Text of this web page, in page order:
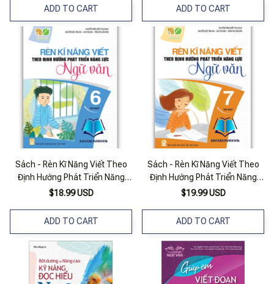
ADD TO CART ADD TO CART
Sách - Rèn Kĩ Năng Viết Theo
Định Hướng Phát Triển Năng
Lực Ngữ Văn 6 - Tập 1 ( Kết Nối
$18.99 USD
ADD TO CART
Sách - Rèn Kĩ Năng Viết Theo
Định Hướng Phát Triển Năng
Lực Ngữ Văn 7 - Tập 1 ( Kết Nối
$19.99 USD
ADD TO CART